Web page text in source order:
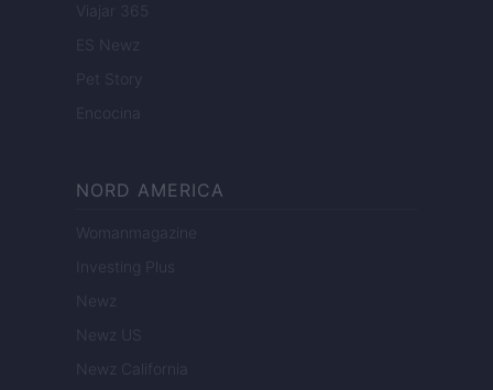
Viajar 365
ES Newz
Pet Story
Encocina
NORD AMERICA
Womanmagazine
Investing Plus
Newz
Newz US
Newz California